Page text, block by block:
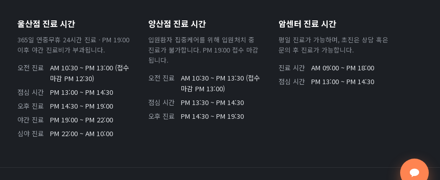
울산점 진료 시간
365일 연중무휴 24시간 진료 · PM 19:00
이후 야간 진료비가 부과됩니다.
오전 진료
AM 10:30 ~ PM 13:00 (접수
마감 PM 12:30)
점심 시간
PM 13:00 ~ PM 14:30
오후 진료
PM 14:30 ~ PM 19:00
야간 진료
PM 19:00 ~ PM 22:00
심야 진료
PM 22:00 ~ AM 10:00
양산점 진료 시간
입원환자 집중케어를 위해 입원처치 중
진료가 불가합니다. PM 19:00 접수 마감
됩니다.
오전 진료
AM 10:30 ~ PM 13:30 (접수
마감 PM 13:00)
점심 시간
PM 13:30 ~ PM 14:30
오후 진료
PM 14:30 ~ PM 19:30
암센터 진료 시간
평일 진료가 가능하며, 초진은 상담 혹은
문의 후 진료가 가능합니다.
진료 시간
AM 09:00 ~ PM 18:00
점심 시간
PM 13:00 ~ PM 14:30